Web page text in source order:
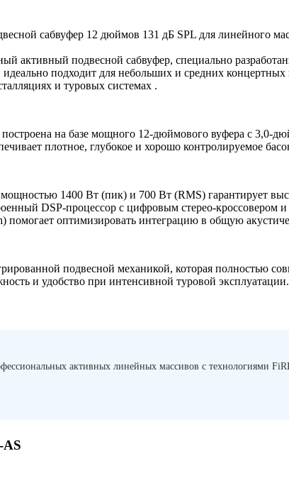
активный подвесной сабвуфер, специально
подходит для небольших и средних концертных
и туровых системах .
построена на базе мощного 12-дюймового вуфера с 3,0-
плотное, глубокое и хорошо контролируемое
1400 Вт (пик) и 700 Вт (RMS) гарантирует
DSP-процессор с цифровым стерео-кроссовером
помогает оптимизировать интеграцию в общую
подвесной механикой, которая полностью
и удобство при интенсивной туровой
активных линейных массивов с технологиями
AS